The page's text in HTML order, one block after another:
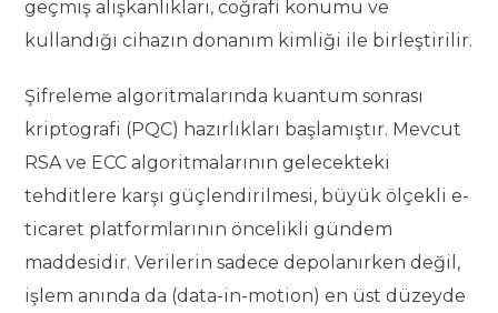
geçmiş alışkanlıkları, coğrafi konumu ve
kullandığı cihazın donanım kimliği ile birleştirilir.
Şifreleme algoritmalarında kuantum sonrası
kriptografi (PQC) hazırlıkları başlamıştır. Mevcut
RSA ve ECC algoritmalarının gelecekteki
tehditlere karşı güçlendirilmesi, büyük ölçekli e-
ticaret platformlarının öncelikli gündem
maddesidir. Verilerin sadece depolanırken değil,
işlem anında da (data-in-motion) en üst düzeyde